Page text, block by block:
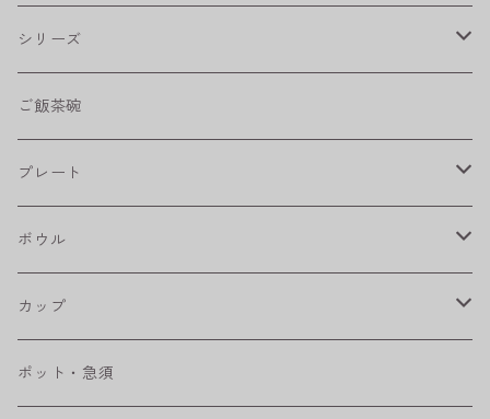
シリーズ
shabby chic style
フラワーパレード
八角シリーズ
RONDE
ベベルボウル
ご飯茶碗
プレート
楕円皿
丸皿
長皿
ボウル
大鉢
中鉢
カップ
カップ
ポット・急須